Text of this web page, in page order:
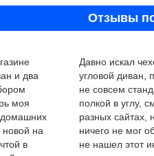
Отзывы
и два
моя
новой на
в
Давно искал
угловой диван,
не совсем
полкой в углу,
разных сайтах,
ничего не мог
не нашел этот